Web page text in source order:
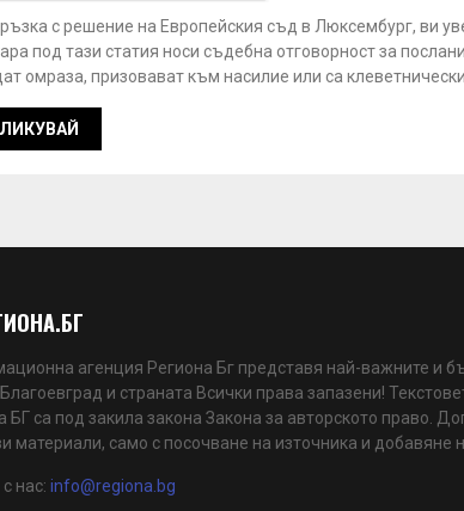
с решение на Европейския съд в Люксембург, ви
под тази статия носи съдебна отговорност за
омраза, призовават към насилие или са клеветнически.
агенция Региона Бг представя най-важните и
и страната Всички права запазени!
БГ са под закила закона Закона за авторското право.
материали, само с посочване на източника и добавяне
нас: info@regiona.bg